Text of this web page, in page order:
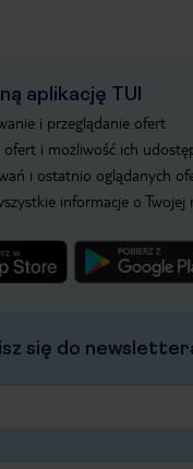
aplikację TUI
i przeglądanie ofert
i możliwość ich
i ostatnio oglądanych
informacje o Twojej
się do